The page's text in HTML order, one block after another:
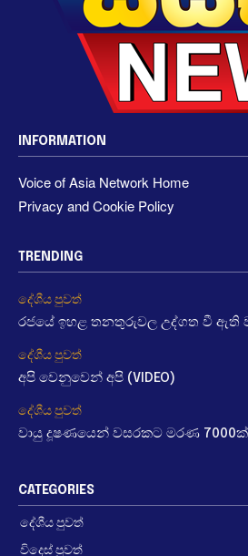
INFORMATION
Voice of Asia Network Home
Privacy and Cookie Policy
TRENDING
දේශීය පුවත්
රජයේ ඉහළ තනතුරුවල උද්ගත වී ඇති
දේශීය පුවත්
අපි වෙනුවෙන් අපි (VIDEO)
දේශීය පුවත්
වායු දූෂණයෙන් වසරකට මරණ 7000ක්
CATEGORIES
දේශීය පුවත්
විදෙස් පුවත්